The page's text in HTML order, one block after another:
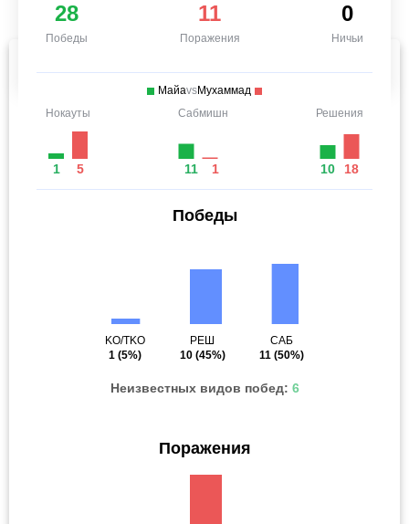
28
Победы
11
Поражения
0
Ничьи
МайаvsМухаммад
Нокауты
1 5
Сабмишн
11 1
Решения
10 18
Победы
KO/TKO
1 (5%)
РЕШ
10(45%)
САБ
11 (50%)
Неизвестных видов побед: 6
Поражения